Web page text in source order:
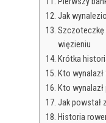
Jak
Szczoteczkę
więzieniu
Krótka
Kto
Kto
Jak powstał
Historia